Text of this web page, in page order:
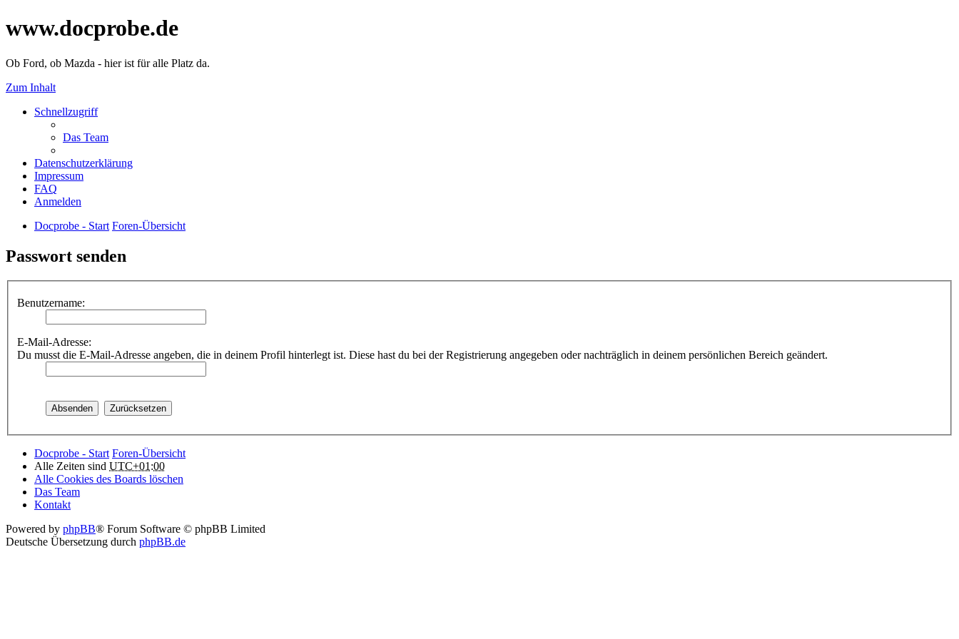
www.docprobe.de
Ob Ford, ob Mazda - hier ist für alle Platz da.
Zum Inhalt
Schnellzugriff
Das Team
Datenschutzerklärung
Impressum
FAQ
Anmelden
Docprobe - Start Foren-Übersicht
Passwort senden
Benutzername:
E-Mail-Adresse:
Du musst die E-Mail-Adresse angeben, die in deinem Profil hinterlegt ist. Diese hast du bei der Registrierung angegeben oder nachträglich in deinem persönlichen Bereich geändert.
Docprobe - Start Foren-Übersicht
Alle Zeiten sind UTC+01:00
Alle Cookies des Boards löschen
Das Team
Kontakt
Powered by phpBB® Forum Software © phpBB Limited
Deutsche Übersetzung durch phpBB.de